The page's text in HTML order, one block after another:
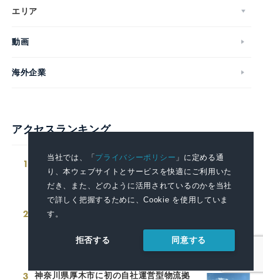
当社では、「プライバシーポリシー 」に定める通
り、本ウェブサイトとサービスを快適にご利用いた
だき、また、どのように活用されているのかを当社
で詳しく把握するために、Cookie を使用していま
す。
拒否する 同意する
エリア
動画
海外企業
アクセスランキング
1
「地中海本まぐろ」フェア-8月7日（金）
より期間・数量限定で販売-
2026.08.04 14:00
2
千葉市内にリチウムイオン電池などの小
3 神奈川県厚木市に初の自社運営型物流拠